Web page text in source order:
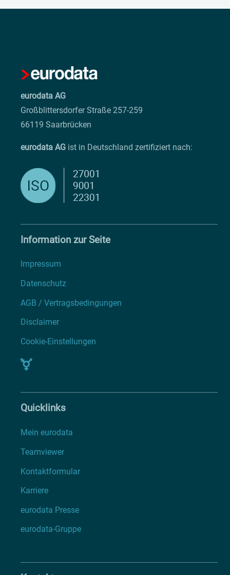
eurodata AG
Großblittersdorfer Straße 257-259
66119 Saarbrücken
eurodata AG ist in Deutschland zertifiziert nach:
Information zur Seite
Impressum
Datenschutz
AGB / Vertragsbedingungen
Disclaimer
Cookie-Einstellungen
Quicklinks
Mein eurodata
Teamviewer
Kontaktformular
Karriere
eurodata Presse
eurodata-Gruppe